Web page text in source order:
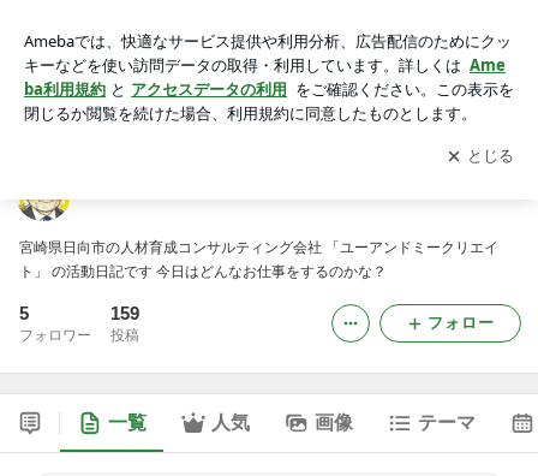
アプリをダウンロードして ブログの更新通知
を受け取りまし
ょう。
開く
宮崎県日向市の人材育成コンサルティング会社 「ユーアンドミークリエイ
ト」 の活動日記です 今日はどんなお仕事をするのかな？
5
フォロワー
159
投稿
フォロー
一覧 人気 画像 テーマ